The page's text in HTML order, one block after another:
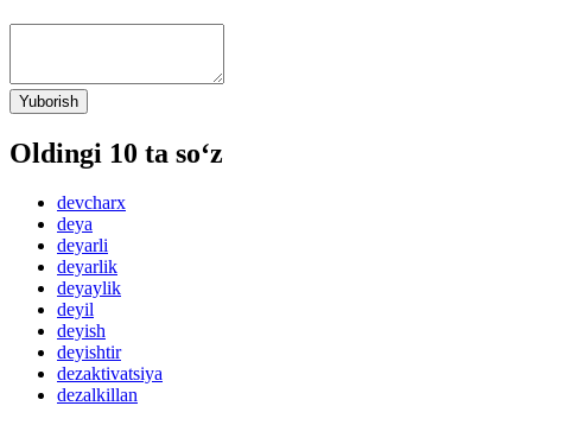
Yuborish
Oldingi 10 ta so‘z
devcharx
deya
deyarli
deyarlik
deyaylik
deyil
deyish
deyishtir
dezaktivatsiya
dezalkillan